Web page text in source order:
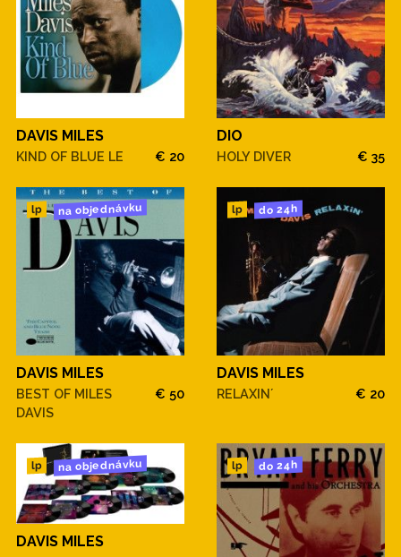
DAVIS MILES
KIND OF BLUE LE € 20
DIO
HOLY DIVER € 35
lp na objednávku
DAVIS MILES
BEST OF MILES
DAVIS
€ 50
lp do 24h
DAVIS MILES
RELAXIN´ € 20
lp na objednávku
DAVIS MILES
lp do 24h